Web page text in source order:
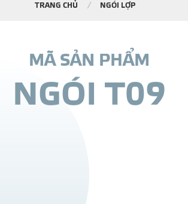
TRANG CHỦ NGÓI LỢP
MÃ SẢN PHẨM
NGÓI T09